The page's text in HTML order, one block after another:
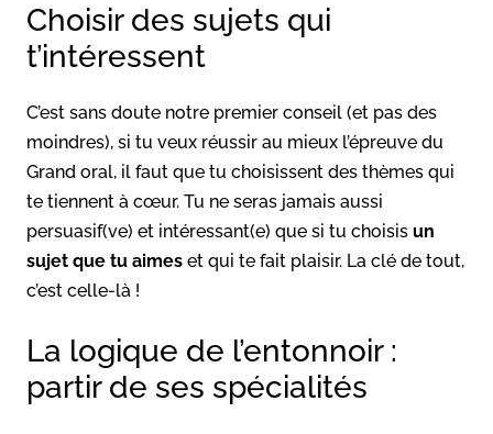
Choisir des sujets qui
t’intéressent
C’est sans doute notre premier conseil (et pas des
moindres), si tu veux réussir au mieux l’épreuve du
Grand oral, il faut que tu choisissent des thèmes qui
te tiennent à cœur. Tu ne seras jamais aussi
persuasif(ve) et intéressant(e) que si tu choisis un
sujet que tu aimes et qui te fait plaisir. La clé de tout,
c’est celle-là !
La logique de l’entonnoir :
partir de ses spécialités